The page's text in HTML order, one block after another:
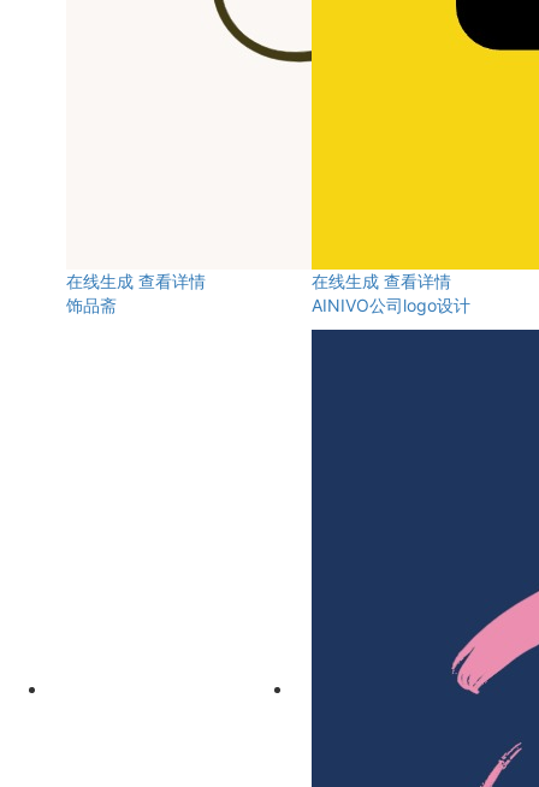
在线生成 查看详情
饰品斋
在线生成 查看详情
AINIVO公司logo设计